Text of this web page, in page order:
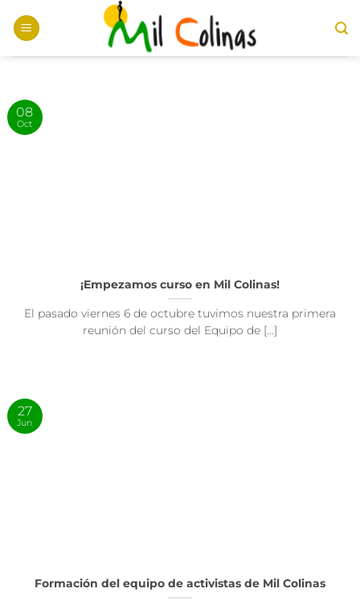
¡Empezamos curso en Mil Colinas!
El pasado viernes 6 de octubre tuvimos nuestra primera
reunión del curso del Equipo de [...]
08
Oct
Formación del equipo de activistas de Mil Colinas
27
Jun